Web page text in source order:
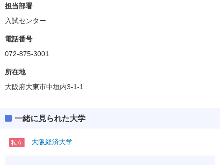
担当部署
入試センター
電話番号
072-875-3001
所在地
大阪府大東市中垣内3-1-1
一緒に見られた大学
私立 大阪経済大学